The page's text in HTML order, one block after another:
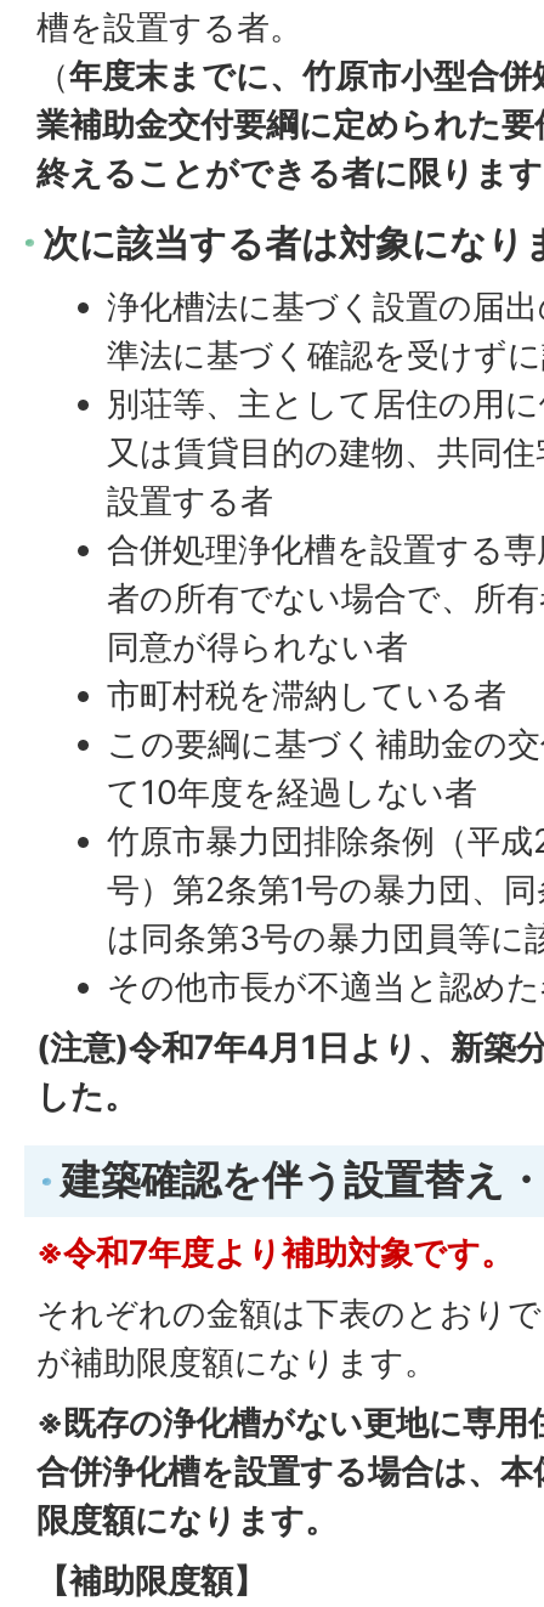
槽を設置する者。
（年度末までに、竹原市小型合
業補助金交付要綱に定められた
終えることができる者に限りま
次に該当する者は対象になり
浄化槽法に基づく設置の届
準法に基づく確認を受けず
別荘等、主として居住の用
又は賃貸目的の建物、共同
設置する者
合併処理浄化槽を設置する
者の所有でない場合で、所
同意が得られない者
市町村税を滞納している者
この要綱に基づく補助金の
て10年度を経過しない者
竹原市暴力団排除条例（平
号）第2条第1号の暴力団、
は同条第3号の暴力団員等に
その他市長が不適当と認め
(注意)令和7年4月1日より、新築
した。
建築確認を伴う設置替え
※令和7年度より補助対象です。
それぞれの金額は下表のとおり
が補助限度額になります。
※既存の浄化槽がない更地に専用
合併浄化槽を設置する場合は、
限度額になります。
【補助限度額】